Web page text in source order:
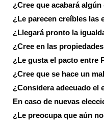
¿Cree que acabará
¿Le parecen creíbles las
¿Llegará pronto la
¿Cree en las
¿Le gusta el pacto entre
¿Cree que se hace un
¿Considera adecuado el
En caso de nuevas
¿Le preocupa que aún